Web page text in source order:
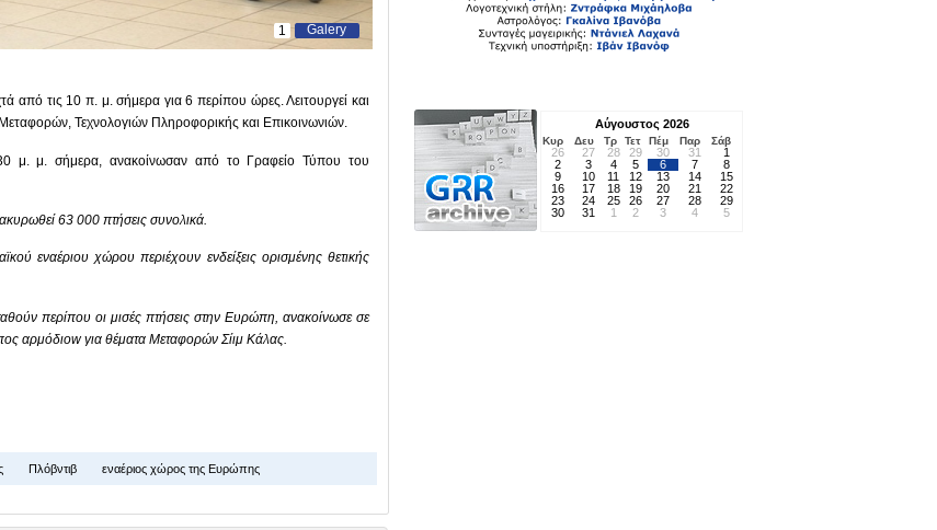
Galery
1
από τις 10 π. μ. σήμερα για 6 περίπου ώρες. Λειτουργεί και
Τεχνολογιών Πληροφορικής και Επικοινωνιών.
μ. μ. σήμερα, ανακοίνωσαν από το Γραφείο Τύπου του
63 000 πτήσεις συνολικά.
εναέριου χώρου περιέχουν ενδείξεις ορισμένης θετικής
περίπου οι μισές πτήσεις στην Ευρώπη, ανακοίνωσε σε
αρμόδιοw για θέματα Μεταφορών Σίιμ Κάλας.
Πλόβντιβ εναέριος χώρος της Ευρώπης
Αύγουστος 2026
Κυρ Δευ Τρ Τετ Πέμ Παρ Σάβ
26 27 28 29 30 31
1
2
3 4 5 6 7
8
9
10 11 12 13 14
15
16
17 18 19 20 21
22
23
24 25 26 27 28
29
30
31 1 2 3 4 5